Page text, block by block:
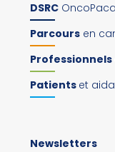
DSRC
Parcours en
Professionnels
Patients et
Newsletters